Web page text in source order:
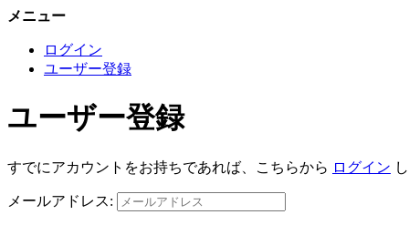
メニュー
ログイン
ユーザー登録
ユーザー登録
すでにアカウントをお持ちであれば、こちらから ログイン
メールアドレス: